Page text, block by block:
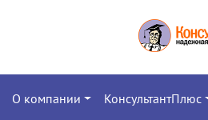
О компании КонсультантПлюс